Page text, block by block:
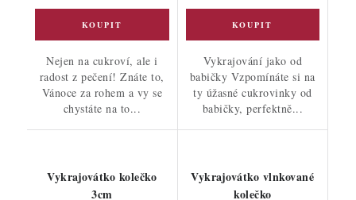
Nejen na cukroví, ale i
radost z pečení! Znáte to,
Vánoce za rohem a vy se
chystáte na to...
Vykrajování jako od
babičky Vzpomínáte si na
ty úžasné cukrovinky od
babičky, perfektně...
Vykrajovátko kolečko
3cm
Vykrajovátko vlnkované
kolečko